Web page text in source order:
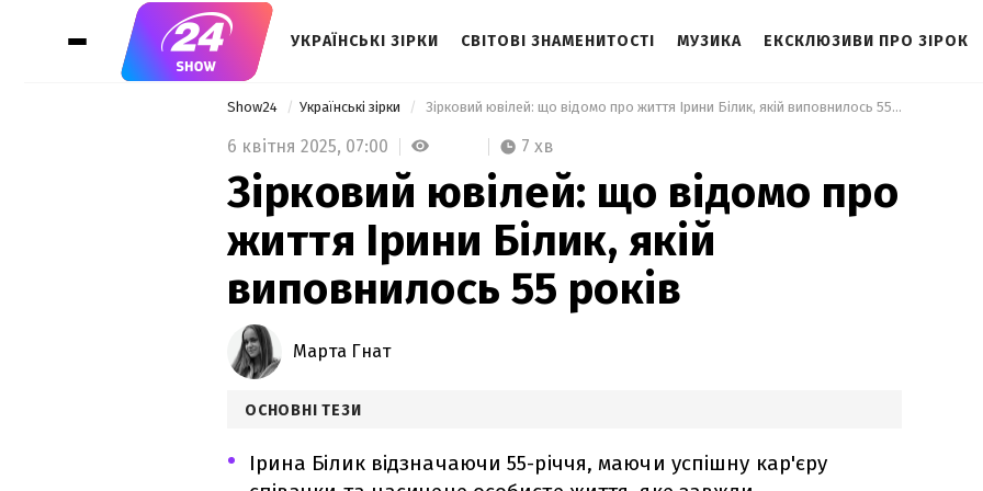
УКРАЇНСЬКІ ЗІРКИ СВІТОВІ ЗНАМЕНИТОСТІ МУЗИКА ЕКСКЛЮЗИВИ ПРО ЗІРОК
Show24 Українські зірки Зірковий ювілей: що відомо про життя Ірини Білик, якій виповнилось 55 років
6 квітня 2025, 07:00 7 хв
Зірковий ювілей: що відомо про
життя Ірини Білик, якій
виповнилось 55 років
Марта Гнат
ОСНОВНІ ТЕЗИ
Ірина Білик відзначаючи 55-річчя, маючи успішну кар'єру